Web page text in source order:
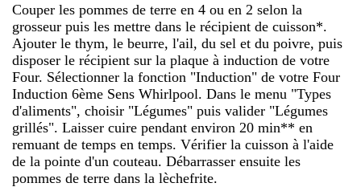
Couper les pommes de terre en 4 ou en 2 selon la
grosseur puis les mettre dans le récipient de cuisson*.
Ajouter le thym, le beurre, l'ail, du sel et du poivre, puis
disposer le récipient sur la plaque à induction de votre
Four. Sélectionner la fonction "Induction" de votre Four
Induction 6ème Sens Whirlpool. Dans le menu "Types
d'aliments", choisir "Légumes" puis valider "Légumes
grillés". Laisser cuire pendant environ 20 min** en
remuant de temps en temps. Vérifier la cuisson à l'aide
de la pointe d'un couteau. Débarrasser ensuite les
pommes de terre dans la lèchefrite.